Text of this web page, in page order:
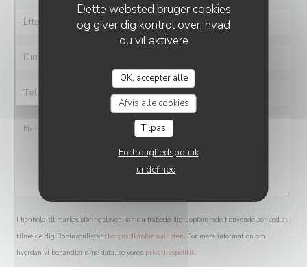
Dette websted bruger cookies
og giver dig kontrol over, hvad
du vil aktivere
OK, accepter alle
Afvis alle cookies
Tilpas
Fortrolighedspolitik
undefined
I henhold til markedsføringsloven kan du frabede dig uopfordrede henvendelser ved at
tilmelde dig Robinsonlisten: borger.dk/robinsonlisten. For mere information om
hvordan vi behandler dine data, se vores privatlivspolitik.